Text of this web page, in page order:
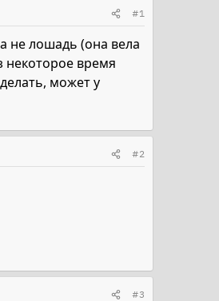
#1
не лошадь (она вела
некоторое время
может у
#2
#3